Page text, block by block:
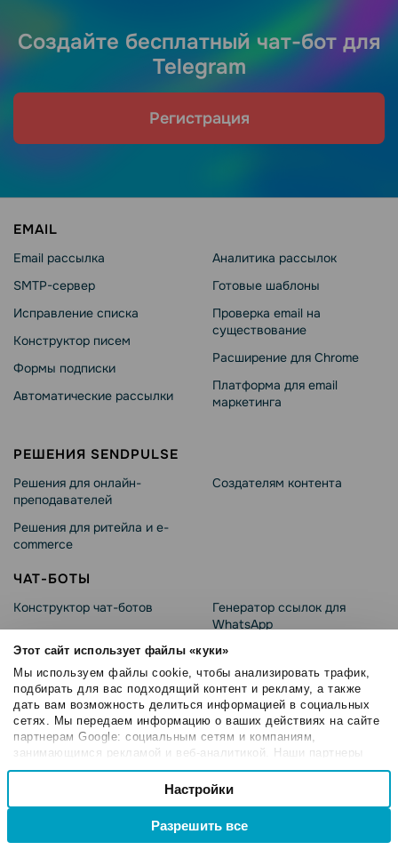
Этот сайт использует файлы «куки»
Мы используем файлы cookie, чтобы анализировать трафик,
подбирать для вас подходящий контент и рекламу, а также
дать вам возможность делиться информацией в социальных
сетях. Мы передаем информацию о ваших действиях на сайте
партнерам Google: социальным сетям и компаниям,
занимающимся рекламой и веб-аналитикой. Наши партнеры
могут комбинировать эти сведения с предоставленной вами
информацией, а также данными, которые они получили при
использовании вами их сервисов.
Выбор
Настроечные
Настройки
Разрешить все
Создайте бесплатный чат-бот для
Telegram
Регистрация
EMAIL
Email рассылка
SMTP-сервер
Исправление списка
Конструктор писем
Формы подписки
Автоматические рассылки
Аналитика рассылок
Готовые шаблоны
Проверка email на
существование
Расширение для Chrome
Платформа для email
маркетинга
РЕШЕНИЯ SENDPULSE
Решения для онлайн-
преподавателей
Решения для ритейла и e-
commerce
Создателям контента
ЧАТ-БОТЫ
Конструктор чат-ботов
Facebook чат-боты
Telegram чат-боты
WhatsApp чат-боты
WhatsApp Business API
Реклама для WhatsApp чат-
ботов
Генератор ссылок для
WhatsApp
Генератор QR-кодов для
WhatsApp
Viber чат-боты
Виджеты подписки
Чат-бот приложение